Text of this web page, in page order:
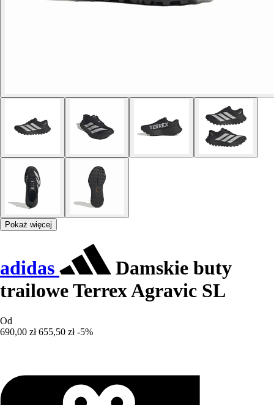
Pokaż więcej
adidas
Damskie buty
trailowe Terrex Agravic SL
Od
690,00 zł 655,50 zł -5%